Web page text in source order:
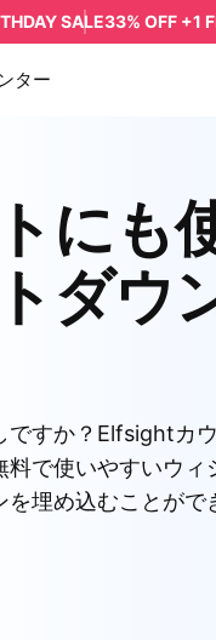
SALE33% OFF +1
ター
にも
ダウ
すか？Elfsightカ
で使いやすいウィ
埋め込むことがで